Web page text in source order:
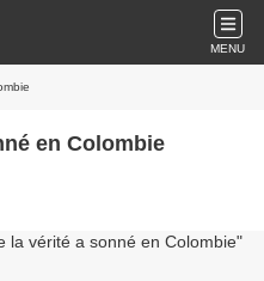
MENU
en Colombie